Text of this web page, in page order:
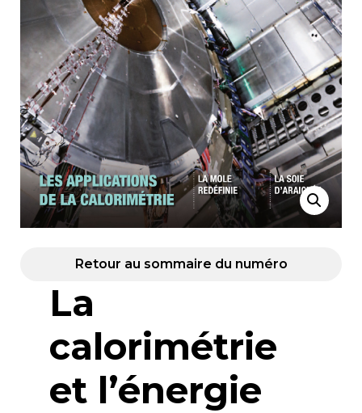
Retour au sommaire du numéro
La
calorimétrie
et l’énergie